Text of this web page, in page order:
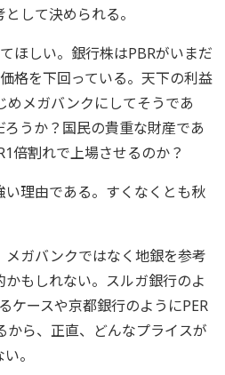
して決められる。
ほしい。銀行株はPBRがいまだ
格を下回っている。天下の利益
めメガバンクにしてそうであ
うか？国民の貴重な財産であ
倍割れで上場させるのか？
い理由である。すくなくとも秋
メガバンクではなく地銀を参考
もしれない。スルガ銀行のよ
ケースや京都銀行のようにPER
から、正直、どんなプライスが
。